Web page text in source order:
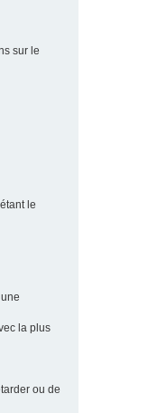
sur le
le
la plus
ou de